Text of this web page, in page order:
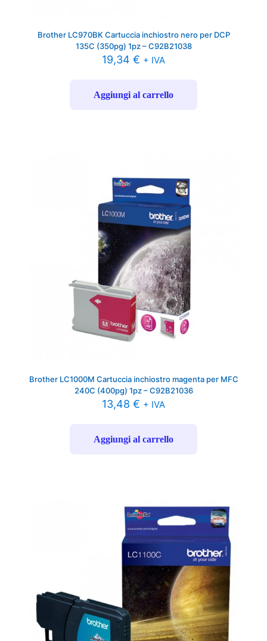
Brother LC970BK Cartuccia inchiostro nero per DCP
135C (350pg) 1pz – C92B21038
19,34 € + IVA
Aggiungi al carrello
Brother LC1000M Cartuccia inchiostro magenta per MFC
240C (400pg) 1pz – C92B21036
13,48 € + IVA
Aggiungi al carrello